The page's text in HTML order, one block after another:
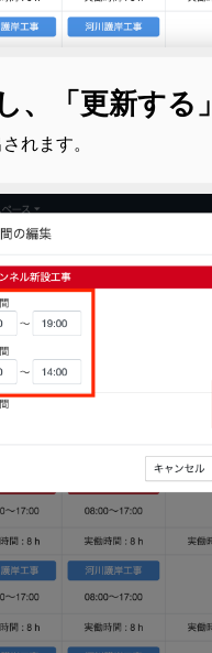
、「更新する
れます。